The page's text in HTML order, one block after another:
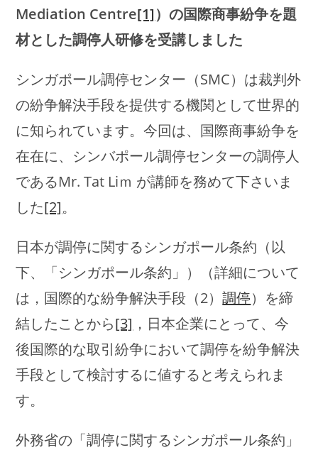
Mediation Centre[1]）の国際商事紛争を題
材とした調停人研修を受講しました
シンガポール調停センター（SMC）は裁判外
の紛争解決手段を提供する機関として世界的
に知られています。今回は、国際商事紛争を
在在に、シンバポール調停センターの調停人
であるMr. Tat Liｍ が講師を務めて下さいま
した[2]。
日本が調停に関するシンガポール条約（以
下、「シンガポール条約」）（詳細について
は，国際的な紛争解決手段（2）調停）を締
結したことから[3] ，日本企業にとって、今
後国際的な取引紛争において調停を紛争解決
手段として検討するに値すると考えられま
す。
外務省の「調停に関するシンガポール条約」